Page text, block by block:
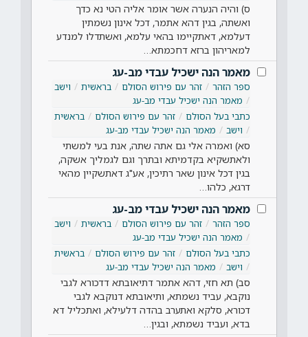
ס) והיה הנערה אשר אומר אליה הטי נא כדך
ואשתה, בגין דהא אתמר, דכל אינון נשמתין
דעלמא, דאתקיימו בהאי עלמא, ואשתדלו למנדע
למאריהון ברזא דחכמתא…
מאמר הנה ישכיל עבדי מב-עג
ספר הזהר זהר עם פירוש הסולם בראשית
וישב
מאמר הנה ישכיל עבדי מב-עג
כתבי בעל הסולם
זהר עם פירוש הסולם
בראשית
וישב
מאמר הנה ישכיל עבדי מב-עג
סא) ואמרה אלי גם אתה שתה, אנת בעי למשתי
ולאתשקיא בקדמיתא ובתרך וגם לגמליך אשקה,
בגין דכל אינון שאר רתיכין, אע"ג דאתשקיין מהאי
דרגא, כלהו…
מאמר הנה ישכיל עבדי מב-עג
ספר הזהר זהר עם פירוש הסולם בראשית
וישב
מאמר הנה ישכיל עבדי מב-עג
כתבי בעל הסולם
זהר עם פירוש הסולם
בראשית
וישב
מאמר הנה ישכיל עבדי מב-עג
סב) תא חזי, דהא אתמר דתיאובתא דדכורא לגבי
נוקבא, עביד נשמתא, ותיאובתא דנוקבא לגבי
דכורא, סלקא ואתערב בהדה דלעילא, ואתכליל דא
בדא, ועביד נשמתא, ובגין…